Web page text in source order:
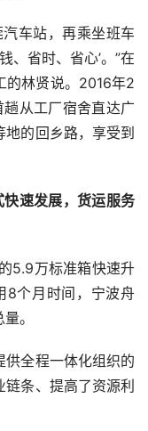
车站，再乘坐班车
、省时、省心’。”在
林贤说。 2016年2
从工厂宿舍直达广
地的回乡路，享受到
速发展，货运服务
5.9万标准箱快速升
8个月时间，宁波舟
。
供全程一体化组织的
条、提高了资源利